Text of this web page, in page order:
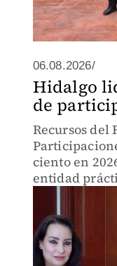
06.08.2026/
Hidalgo
de
Recursos del
ciento en
entidad